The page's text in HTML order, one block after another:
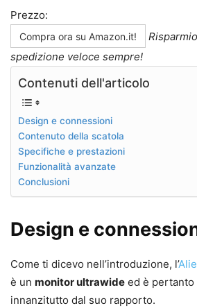
Prezzo:
Compra ora su Amazon.it!
spedizione veloce sempre!
Contenuti dell'articolo
Design e connessioni
Contenuto della scatola
Specifiche e prestazioni
Funzionalità avanzate
Conclusioni
Design e
Come ti dicevo nell’introduzione, l’
è un monitor ultrawide ed è
innanzitutto dal suo rapporto.